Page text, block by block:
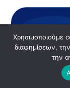
Χρησιμοποιούμε
διαφημίσεων,
την